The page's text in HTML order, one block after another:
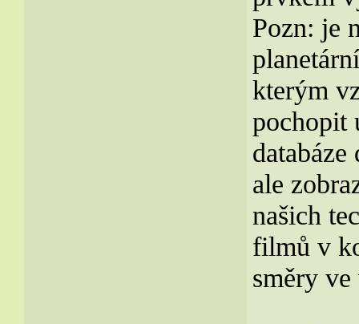
Pozn: je
kterým
pochopit
ale
našich
filmů v
směry